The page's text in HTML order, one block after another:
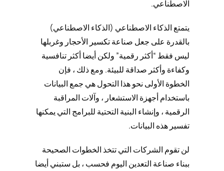
الاصطناعي.
يتمتع الذكاء الاصطناعي (الذكاء الاصطناعي)
بالقدرة على جعل صناعةتكسير الأحجار وغربلها
ليس فقط “أكثر رقمية” ولكن أيضا أكثر تنافسية
وكفاءة وأكثر صداقة للبيئة. ومع ذلك ، فإن
الخطوة الأولى نحو هذا التحول هي جمع البيانات
باستخدام أجهزة الاستشعار ، وآلات المراقبة
الرقمية ، وإنشاء البنية التحتية للبرامج التي يمكنها
تفسير هذه البيانات.
لن تقوم الشركات التي تتخذ الخطوات الصحيحة
ببناء صناعة التعدين اليوم فحسب ، بل ستبني أيضا